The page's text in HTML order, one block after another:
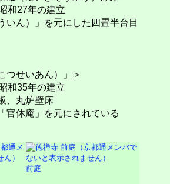
和27年の建立
いん）」を元にした四畳半台目
つせいあん）」＞
和35年の建立
、丸炉壁床
官休庵」を元にされている
前庭